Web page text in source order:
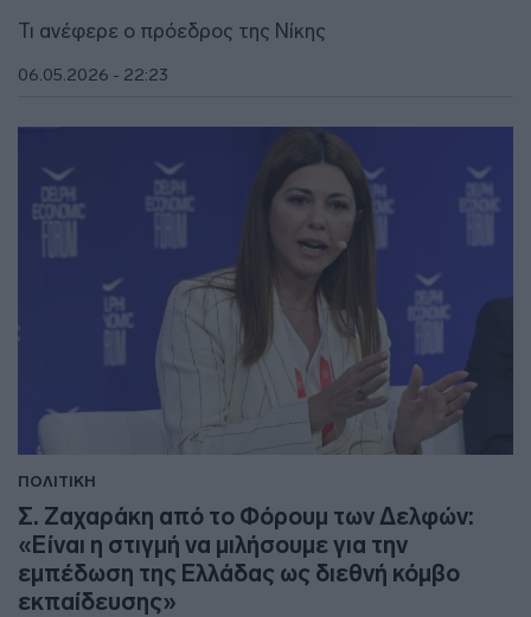
Τι ανέφερε ο πρόεδρος της Νίκης
06.05.2026 - 22:23
ΠΟΛΙΤΙΚΗ
Σ. Ζαχαράκη από το Φόρουμ των Δελφών:
«Είναι η στιγμή να μιλήσουμε για την
εμπέδωση της Ελλάδας ως διεθνή κόμβο
εκπαίδευσης»